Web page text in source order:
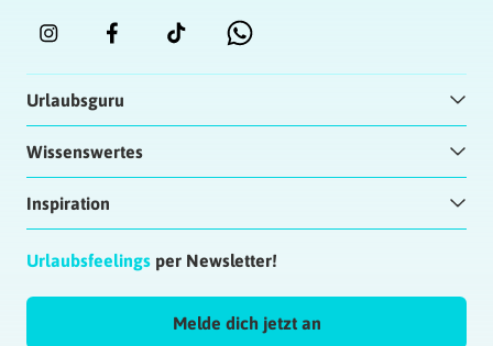
Urlaubsguru
Wissenswertes
Inspiration
Urlaubsfeelings per Newsletter!
Melde dich jetzt an